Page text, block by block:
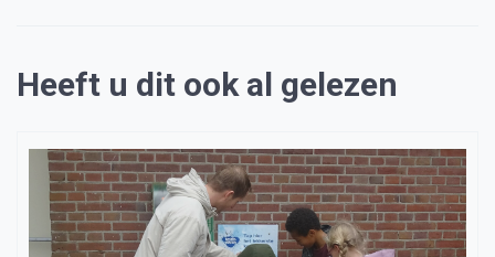
Heeft u dit ook al gelezen